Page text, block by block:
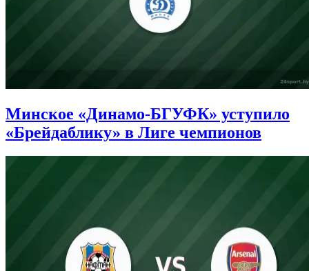
Минское «Динамо-БГУФК» уступило
«Брейдаблику» в Лиге чемпионов